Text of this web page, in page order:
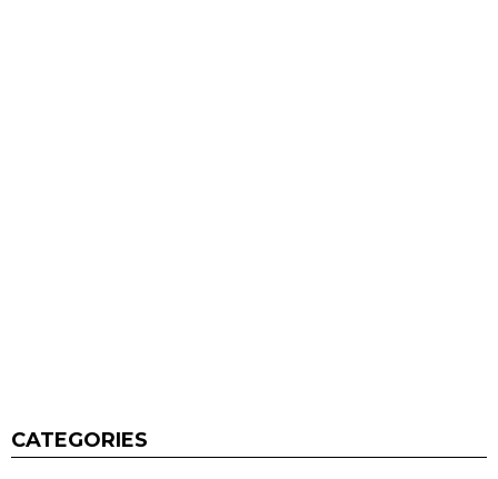
CATEGORIES